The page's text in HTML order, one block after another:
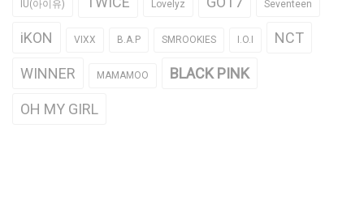
IU(아이유) Lovelyz Seventeen
iKON VIXX B.A.P SMROOKIES I.O.I NCT
WINNER MAMAMOO BLACK PINK
OH MY GIRL